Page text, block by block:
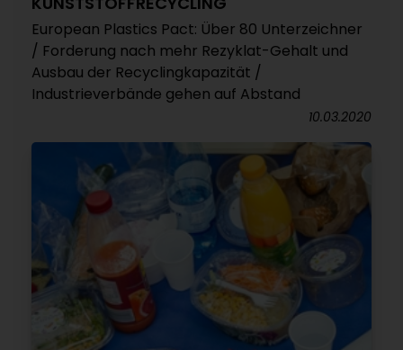
European Plastics Pact: Über 80 Unterzeichner
/ Forderung nach mehr Rezyklat-Gehalt und
Ausbau der Recyclingkapazität /
Industrieverbände gehen auf Abstand
10.03.2020